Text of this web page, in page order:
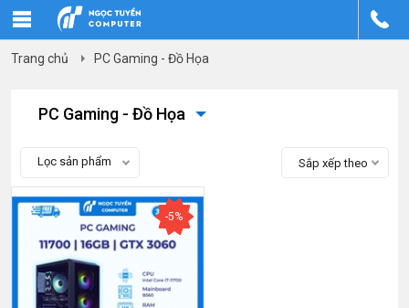
Trang chủ PC Gaming - Đồ Họa
PC Gaming - Đồ Họa
Lọc sản phẩm Sắp xếp theo
-5%